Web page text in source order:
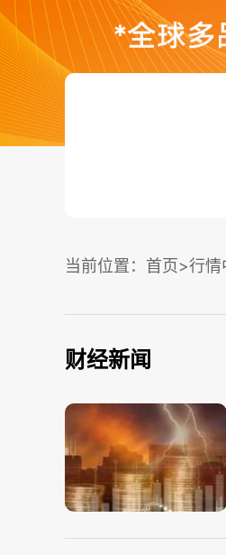
当前位置： 首页>行情
财经新闻